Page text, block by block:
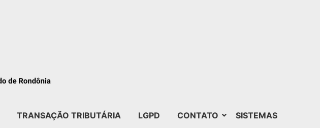
TRANSAÇÃO TRIBUTÁRIA LGPD CONTATO SISTEMAS